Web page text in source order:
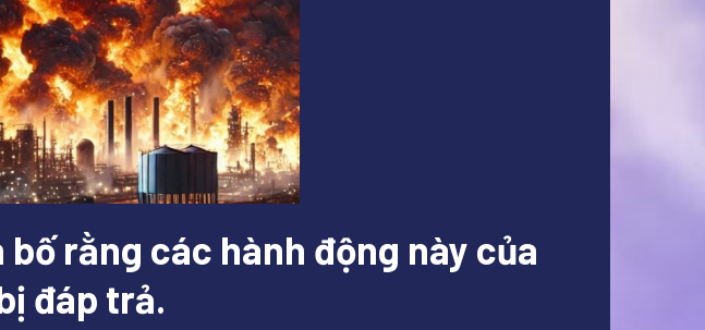
rằng các hành động này của
đáp trả.